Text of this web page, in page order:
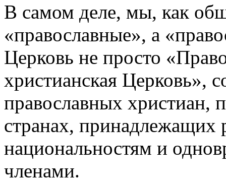
В самом деле, мы, как
«православные», а
Церковь не просто
христианская Церковь»,
православных
странах,
национальностям и
членами.